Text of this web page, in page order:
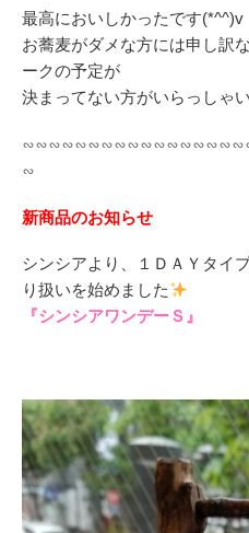
最高においしかったです(*^^)v
お蕎麦がダメな方には申し訳
ークの予定が
決まってない方がいらっしゃ
∽
新商品のお知らせ
シンシアより、１ＤＡＹタイ
り扱いを始めました
『シンシアワンデーＳ』